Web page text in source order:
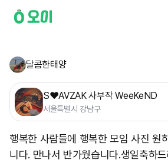
달콤한태양
S❤️AVZAK 사부작 WeeKeND
서울특별시 강남구
행복한 사람들에 행복한 모임 사진 원
니다. 만나서 반가웠습니다. ​생일축하